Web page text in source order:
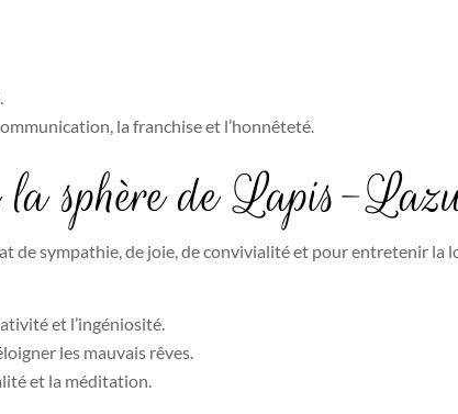
la franchise et l’honnêteté.
la sphère de Lapis-
de sympathie, de joie, de convivialité et pour entretenir la
et l’ingéniosité.
les mauvais rêves.
et la méditation.